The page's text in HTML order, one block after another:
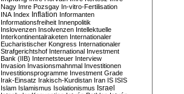
Nagy Imre Pozsgay In-vitro-Fertilisation
INA Index Inflation Informanten
Informationsfreiheit Innenpolitik
Inslovenzen Insolvenzen Intellektuelle
Interkontinentalraketen Internationaler
Eucharistischer Kongress Internationaler
Strafgerichtshof International Investment
Bank (IIB) Internetsteuer Interview
Invasion Invasionsmahnmal Investitionen
Investitionsprogramme Investment Grade
Irak-Einsatz Irakisch-Kurdistan Iran IS ISIS
Islam Islamismus Isolationismus Israel